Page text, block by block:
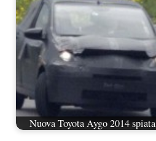
Nuova Toyota Aygo 2014 spiata